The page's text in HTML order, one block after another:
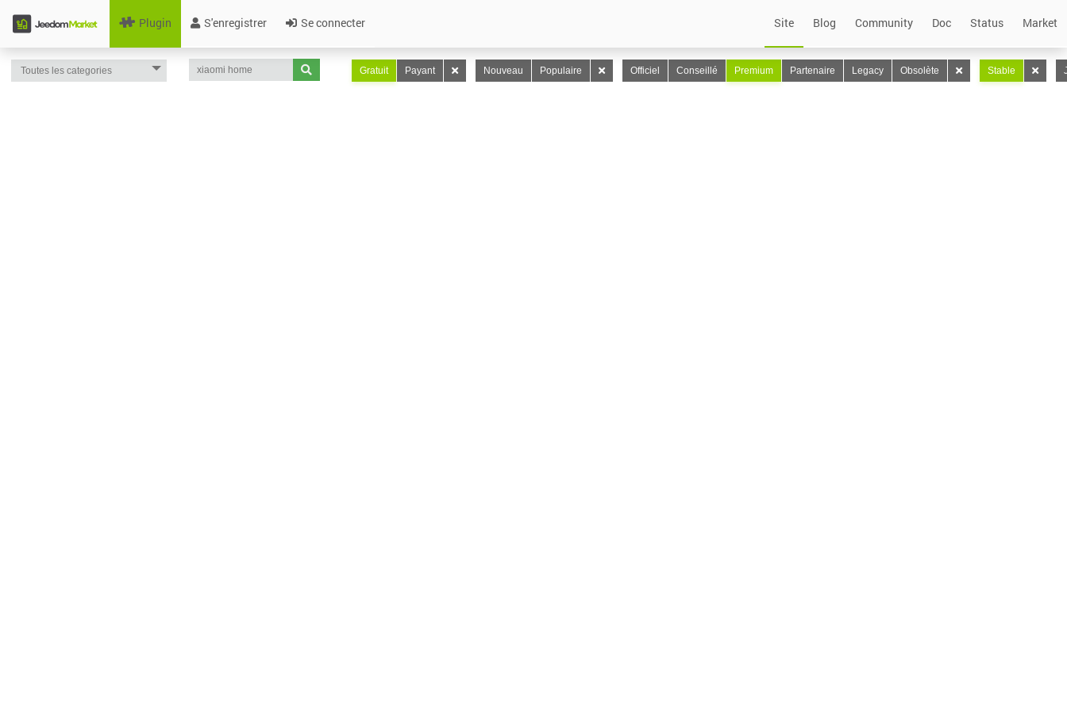
Plugin S'enregistrer Se connecter Site Blog Community Doc Status Market
Gratuit Payant Nouveau Populaire Officiel Conseillé Premium Partenaire Legacy Obsolète Stable